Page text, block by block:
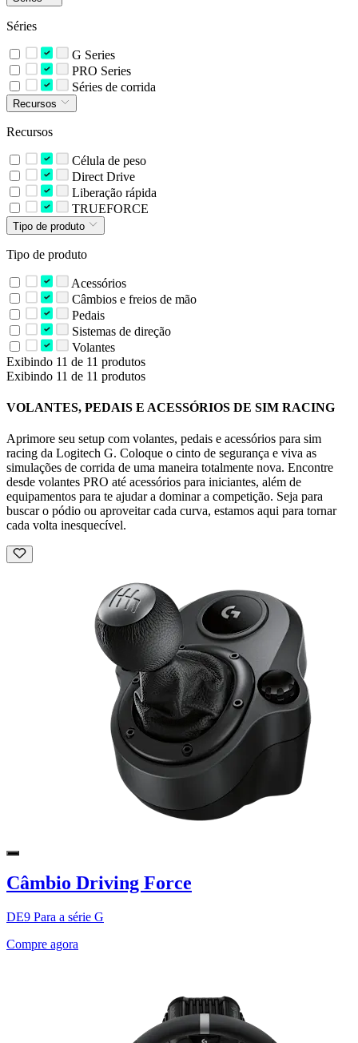
Séries
G Series
PRO Series
Séries de corrida
Recursos
Recursos
Célula de peso
Direct Drive
Liberação rápida
TRUEFORCE
Tipo de produto
Tipo de produto
Acessórios
Câmbios e freios de mão
Pedais
Sistemas de direção
Volantes
Exibindo 11 de 11 produtos
Exibindo 11 de 11 produtos
VOLANTES, PEDAIS E ACESSÓRIOS DE SIM RACING
Aprimore seu setup com volantes, pedais e acessórios para sim
racing da Logitech G. Coloque o cinto de segurança e viva as
simulações de corrida de uma maneira totalmente nova. Encontre
desde volantes PRO até acessórios para iniciantes, além de
equipamentos para te ajudar a dominar a competição. Seja para
buscar o pódio ou aproveitar cada curva, estamos aqui para tornar
cada volta inesquecível.
Câmbio Driving Force
DE9 Para a série G
Compre agora